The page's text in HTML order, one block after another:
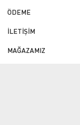
ÖDEME
İLETİŞİM
MAĞAZAMIZ